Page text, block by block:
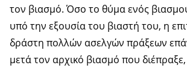
τον βιασμό. Όσο το θύμα ενός
υπό την εξουσία του βιαστή του, η
δράστη πολλών ασελγών πράξεων
μετά τον αρχικό βιασμό που